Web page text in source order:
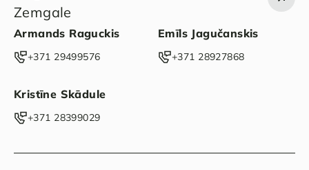
Zemgale
Armands Raguckis
‭+371 29499576‬
Emīls Jagučanskis
‭+371 28927868‬
Kristīne Skādule
‭+371 28399029‬